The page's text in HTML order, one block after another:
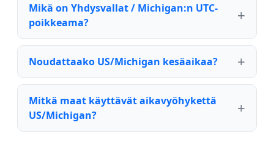
Mikä on Yhdysvallat / Michigan:n UTC-
poikkeama?
Noudattaako US/Michigan kesäaikaa?
Mitkä maat käyttävät aikavyöhykettä
US/Michigan?